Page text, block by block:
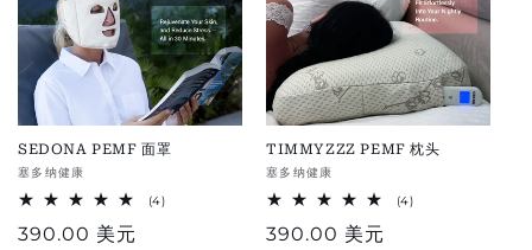
SEDONA PEMF 面罩
供
应
商：
塞多纳健康
(4)4
正
390.00 美元
TIMMYZZZ PEMF 枕头
供
应
商：
塞多纳健康
(4)4
正
390.00 美元